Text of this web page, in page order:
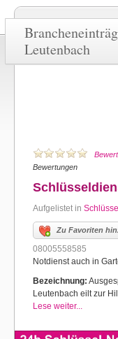
Leutenbach
Bewertungen
Aufgelistet in
Zu Favoriten
08005558585
Notdienst auch in
Bezeichnung:
Leutenbach eilt zur
Lese weiter...